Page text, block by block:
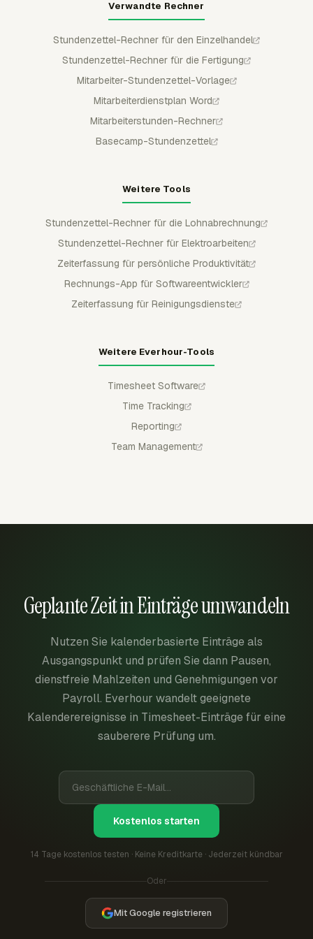
Verwandte Rechner
Stundenzettel-Rechner für den Einzelhandel
Stundenzettel-Rechner für die Fertigung
Mitarbeiter-Stundenzettel-Vorlage
Mitarbeiterdienstplan Word
Mitarbeiterstunden-Rechner
Basecamp-Stundenzettel
Weitere Tools
Stundenzettel-Rechner für die Lohnabrechnung
Stundenzettel-Rechner für Elektroarbeiten
Zeiterfassung für persönliche Produktivität
Rechnungs-App für Softwareentwickler
Zeiterfassung für Reinigungsdienste
Weitere Everhour-Tools
Timesheet Software
Time Tracking
Reporting
Team Management
Geplante Zeit in Einträge umwandeln
Nutzen Sie kalenderbasierte Einträge als
Ausgangspunkt und prüfen Sie dann Pausen,
dienstfreie Mahlzeiten und Genehmigungen vor
Payroll. Everhour wandelt geeignete
Kalenderereignisse in Timesheet-Einträge für eine
sauberere Prüfung um.
Kostenlos starten
14 Tage kostenlos testen · Keine Kreditkarte · Jederzeit kündbar
Oder
Mit Google registrieren